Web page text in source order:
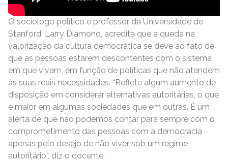
O sociólogo político e professor da Universidade de
Stanford, Larry Diamond, acredita que a queda na
valorização da cultura democrática se deve ao fato de
que as pessoas estarem descontentes com o sistema
em que vivem, em função de políticas que não atendem
às suas reais necessidades. “Reflete algum aumento de
disposição em considerar alternativas autoritárias, o que
é maior em algumas sociedades que em outras. É um
alerta de que não podemos contar para sempre com o
comprometimento das pessoas com a democracia
apenas pelo desejo de não viver sob um regime
autoritário”, diz o docente.